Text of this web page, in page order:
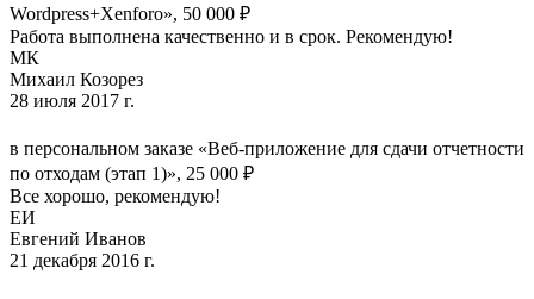
Wordpress+Xenforo», 50 000 ₽
Работа выполнена качественно и в срок. Рекомендую!
МК
Михаил Козорез
28 июля 2017 г.
в персональном заказе «Веб-приложение для сдачи отчетности
по отходам (этап 1)», 25 000 ₽
Все хорошо, рекомендую!
ЕИ
Евгений Иванов
21 декабря 2016 г.